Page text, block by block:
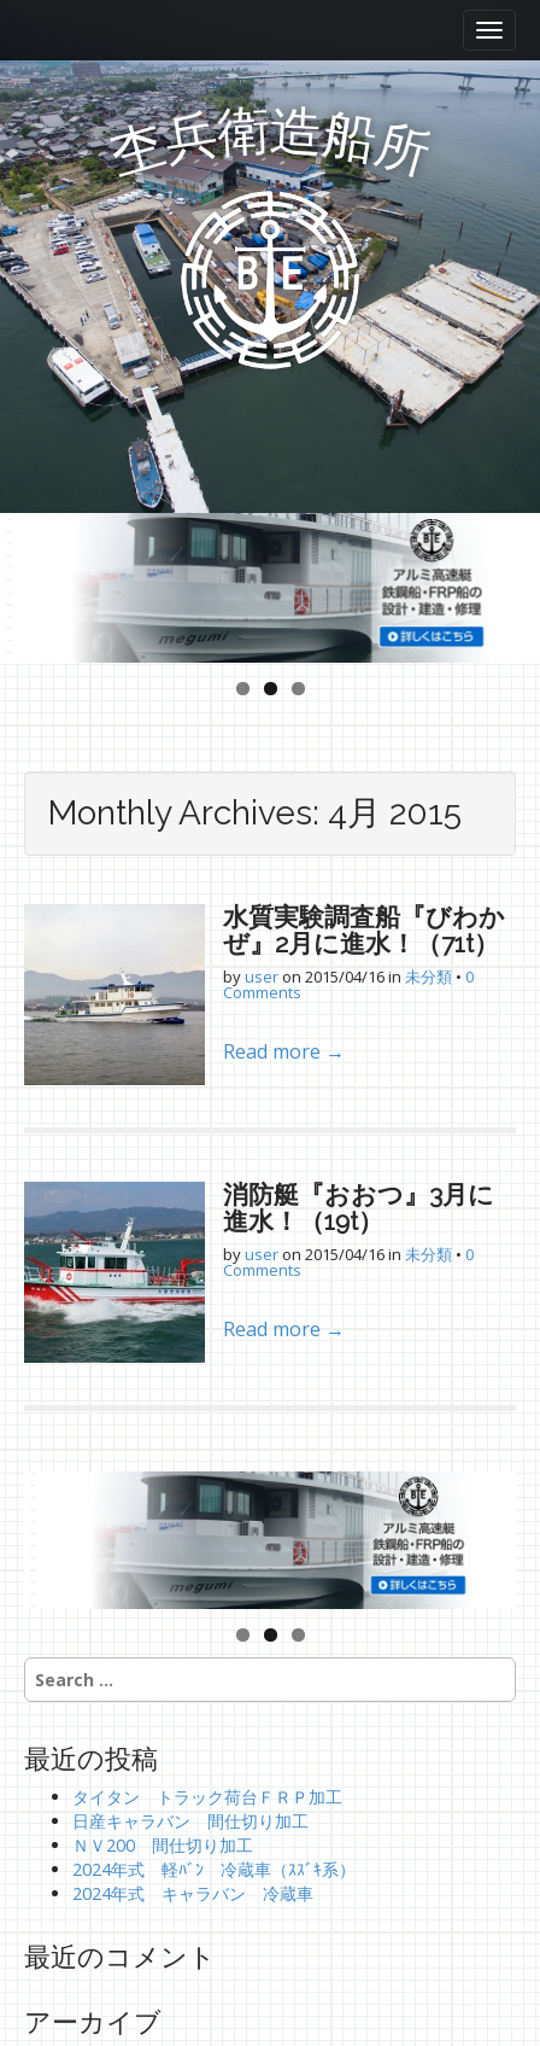
i
n
m
e
n
u
i
p
t
o
c
o
n
t
e
杢兵衛造船所
Mokube shipyard Co., Ltd.
Monthly Archives: 4月 2015
水質実験調査船『びわか
ぜ』2月に進水！（71t）
byuser on 2015/04/16in 未分類 • 0
Comments
Read more →
消防艇『おおつ』3月に
進水！（19t）
byuser on 2015/04/16in 未分類 • 0
Comments
Read more →
S
c
最近の投稿
タイタン トラック荷台ＦＲＰ加工
日産キャラバン 間仕切り加工
ＮＶ200 間仕切り加工
2024年式 軽ﾊﾞﾝ 冷蔵車（ｽｽﾞｷ系）
2024年式 キャラバン 冷蔵車
最近のコメント
アーカイブ